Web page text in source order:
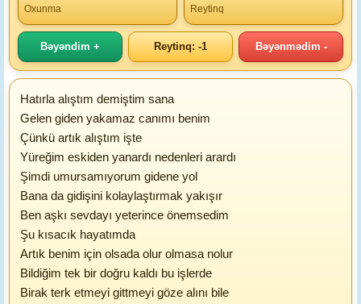
Oxunma Reytinq
Bəyəndim + Reytinq: -1 Bəyənmədim -
Hatırla alıştım demiştim sana
Gelen giden yakamaz canımı benim
Çünkü artık alıştım işte
Yüreğim eskiden yanardı nedenleri arardı
Şimdi umursamıyorum gidene yol
Bana da gidişini kolaylaştırmak yakışır
Ben aşkı sevdayı yeterince önemsedim
Şu kısacık hayatımda
Artık benim için olsada olur olmasa nolur
Bildiğim tek bir doğru kaldı bu işlerde
Birak terk etmeyi gittmeyi göze alını bile